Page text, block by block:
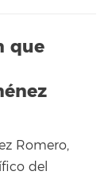
que
Romero,
del